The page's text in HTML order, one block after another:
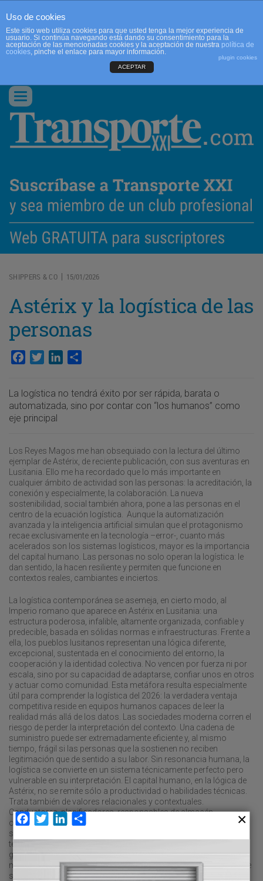
CONTACTO
Conmutar
navegación
SHIPPERS & CO| 15/01/2026
Astérix y la logística de las
personas
Facebook
TwitterLinkedIn
La logística no tendrá éxito por ser rápida, barata o
automatizada, sino por contar con “los humanos” como
eje principal
Los Reyes Magos me han obsequiado con la lectura del último
ejemplar de Astérix, de reciente publicación, con sus aventuras en
Lusitania. Ello me ha recordado que lo más importante en
cualquier ámbito de actividad son las personas: la acreditación, la
conexión y especialmente, la colaboración. La nueva
sostenibilidad, social también ahora, pone a las personas en el
centro de la ecuación logística. Aunque la automatización
avanzada y la inteligencia artificial simulan que el protagonismo
recae exclusivamente en la tecnología –error-, cuanto más
acelerados son los sistemas logísticos, mayor es la importancia
del capital humano. Las personas no solo operan la logística: le
dan sentido, la hacen resiliente y permiten que funcione en
contextos reales, cambiantes e inciertos.
La logística contemporánea se asemeja, en cierto modo, al
Imperio romano que aparece en Astérix en Lusitania: una
estructura poderosa, infalible, altamente organizada, confiable y
predecible, basada en sólidas normas e infraestructuras. Frente a
ella, los pueblos lusitanos representan una lógica diferente,
excepcional, sustentada en el conocimiento del entorno, la
cooperación y la identidad colectiva. No vencen por fuerza ni por
escala, sino por su capacidad de adaptarse, confiar unos en otros
y actuar como comunidad. Esta metáfora resulta especialmente
útil para comprender la logística del 2026: la verdadera ventaja
competitiva reside en equipos humanos capaces de leer la
realidad más allá de los datos. Las sociedades moderna corren el
riesgo de perder la interpretación del contexto. Una cadena de
suministro puede ser extremadamente eficiente y, al mismo
tiempo, frágil si las personas que la sostienen no reciben
legitimación que de sentido a su labor. Sin resonancia humana, la
logística se convierte en un sistema técnicamente perfecto pero
vulnerable en su interpretación. El capital humano, en la lógica de
Astérix, no se remite sólo a productividad o habilidades técnicas.
Trata también de valores relacionales y contextuales.
Conductores, planificadores, responsables de almacén,
operadores y carretilleros actúan como mediadores entre
sistemas digitales abstractos y realidades físicas, sociales y
territoriales concretas. Son ellos quienes detectan anomalías,
gestionan imprevistos, negocian tensiones, reinterpretan y
mantienen la confianza entre los distintos actores de la cadena de
suministro.
Uso de cookies
Este sitio web utiliza cookies para que usted tenga la mejor experiencia de
usuario. Si continúa navegando está dando su consentimiento para la
aceptación de las mencionadas cookies y la aceptación de nuestra política de
cookies, pinche el enlace para mayor información.
plugin cookies
ACEPTAR
Facebook
TwitterLinkedIn